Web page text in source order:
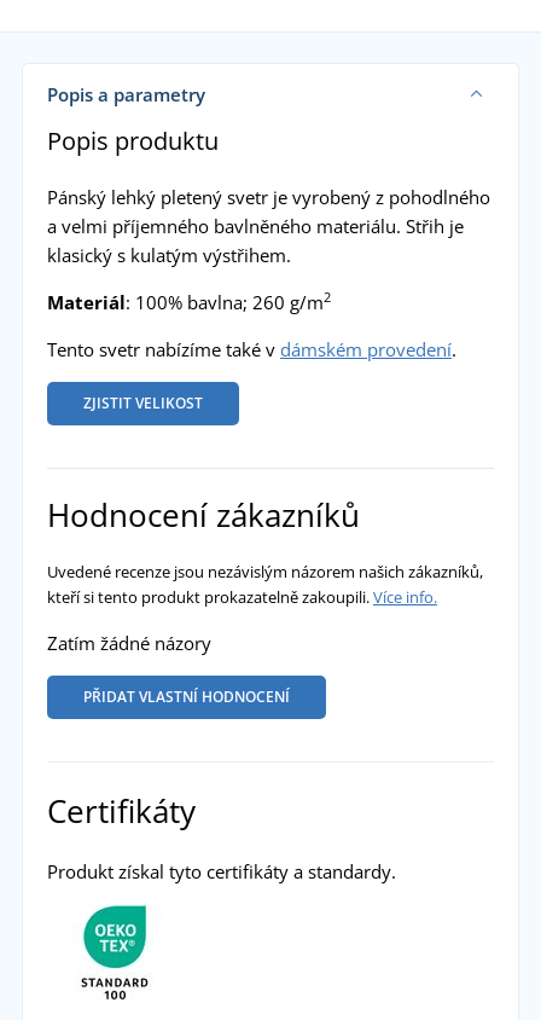
Popis a parametry
Popis produktu
Pánský lehký pletený svetr je vyrobený z pohodlného
a velmi příjemného bavlněného materiálu. Střih je
klasický s kulatým výstřihem.
Materiál: 100% bavlna; 260 g/m2
Tento svetr nabízíme také v dámském provedení.
ZJISTIT VELIKOST
Hodnocení zákazníků
Uvedené recenze jsou nezávislým názorem našich zákazníků,
kteří si tento produkt prokazatelně zakoupili.Více info.
Zatím žádné názory
PŘIDAT VLASTNÍ HODNOCENÍ
Certifikáty
Produkt získal tyto certifikáty a standardy.